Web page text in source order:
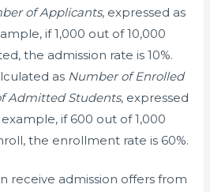
of Applicants, expressed as
if 1,000 out of 10,000
the admission rate is 10%.
as Number of Enrolled
Admitted Students, expressed
if 600 out of 1,000
the enrollment rate is 60%.
receive admission offers from